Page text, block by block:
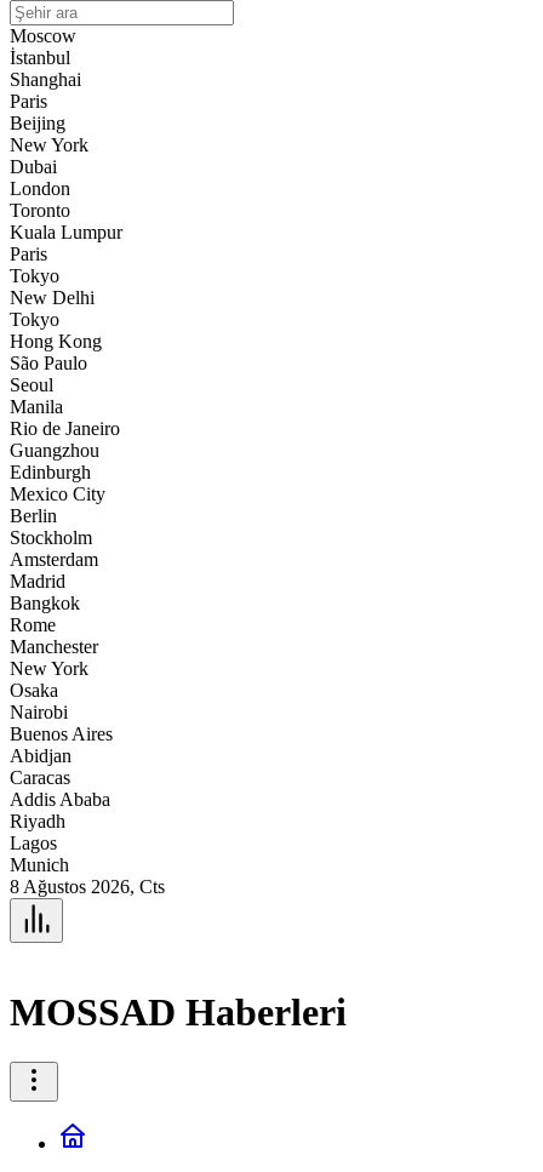
Moscow
İstanbul
Shanghai
Paris
Beijing
New York
Dubai
London
Toronto
Kuala Lumpur
Paris
Tokyo
New Delhi
Tokyo
Hong Kong
São Paulo
Seoul
Manila
Rio de Janeiro
Guangzhou
Edinburgh
Mexico City
Berlin
Stockholm
Amsterdam
Madrid
Bangkok
Rome
Manchester
New York
Osaka
Nairobi
Buenos Aires
Abidjan
Caracas
Addis Ababa
Riyadh
Lagos
Munich
8 Ağustos 2026, Cts
MOSSAD Haberleri